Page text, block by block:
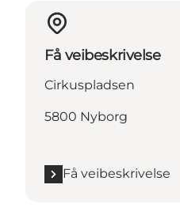
Få veibeskrivelse
Cirkuspladsen
5800 Nyborg
Få veibeskrivelse